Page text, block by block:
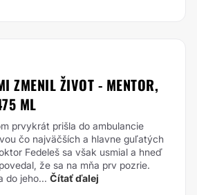
ZMENIL ŽIVOT - MENTOR,
ML
prvykrát prišla do ambulancie
čo najväčších a hlavne guľatých
Fedeleš sa však usmial a hneď
že sa na mňa prv pozrie.
do jeho... Čítať ďalej